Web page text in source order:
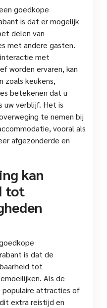
goedkope
is dat er mogelijk
delen van
met andere gasten.
met
worden ervaren, kan
zoals keukens,
betekenen dat u
uw verblijf. Het is
te nemen bij
vooral als
afgezonderde en
kan
tot
is dat de
tot
Als de
populaire attracties of
extra reistijd en